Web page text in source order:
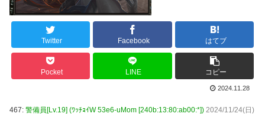
Twitter Facebook はてブ
Pocket LINE コピー
2024.11.28
467: 警備員[Lv.19] (ﾜｯﾁｮｲW 53e6-uMom [240b:13:80:ab00:*]) 2024/11/24(日)